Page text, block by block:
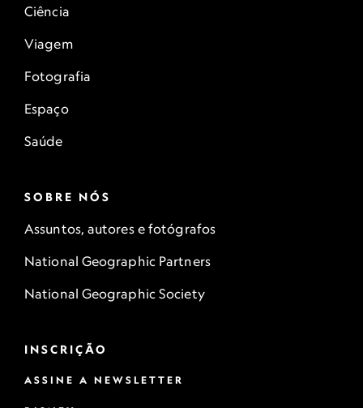
Ciência
Viagem
Fotografia
Espaço
Saúde
SOBRE NÓS
Assuntos, autores e fotógrafos
National Geographic Partners
National Geographic Society
INSCRIÇÃO
ASSINE A NEWSLETTER